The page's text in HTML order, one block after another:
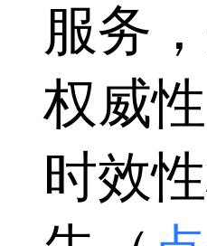
服务
权威
时效